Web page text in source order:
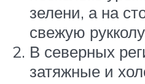
зелени, а на
свежую
В северных
затяжные и